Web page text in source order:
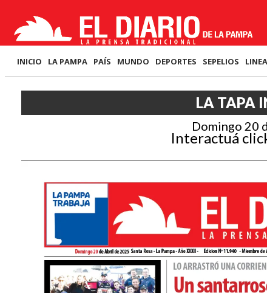
INICIO LA PAMPA PAÍS MUNDO DEPORTES SEPELIOS
LA TAPA
Domingo 20
Interactuá